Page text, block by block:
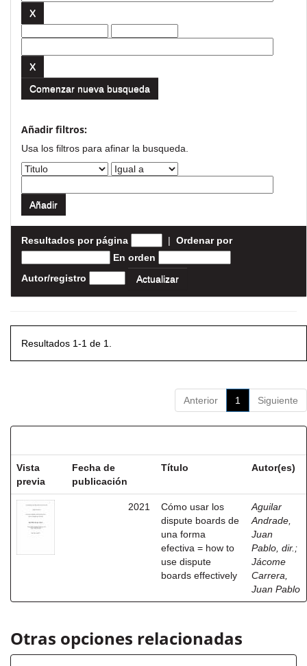
Comenzar nueva busqueda
Añadir filtros:
Usa los filtros para afinar la busqueda.
Resultados por página | Ordenar por
En orden
Autor/registro
Resultados 1-1 de 1.
Anterior 1 Siguiente
Vista
previa
Fecha de
publicación
Título Autor(es)
2021
Cómo usar los
dispute boards de
una forma
efectiva = how to
use dispute
boards effectively
Aguilar
Andrade,
Juan
Pablo, dir. ;
Jácome
Carrera,
Juan Pablo
Otras opciones relacionadas